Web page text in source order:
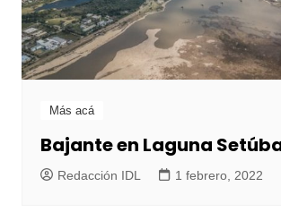
Más acá
Bajante en Laguna
Redacción IDL 1 febrero, 2022